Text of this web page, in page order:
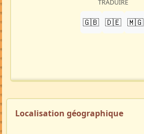
TRADUIRE
🇬🇧 🇩🇪 🇲🇬
Localisation géographique